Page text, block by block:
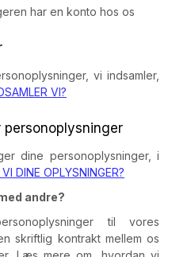
har en konto hos os
vi indsamler,
VI?
personoplysninger
dine personoplysninger, i
DINE OPLYSNINGER?
andre?
til vores
skriftlig kontrakt mellem os